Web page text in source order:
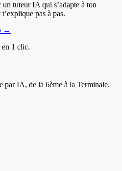
tuteur IA qui s’adapte à ton
pas à pas.
→
en 1 clic.
par IA, de la 6ème à la Terminale.